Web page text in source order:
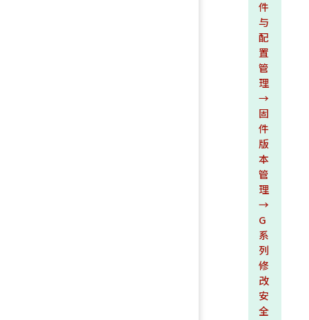
件
与
配
置
管
理
→
固
件
版
本
管
理
→
G
系
列
修
改
安
全